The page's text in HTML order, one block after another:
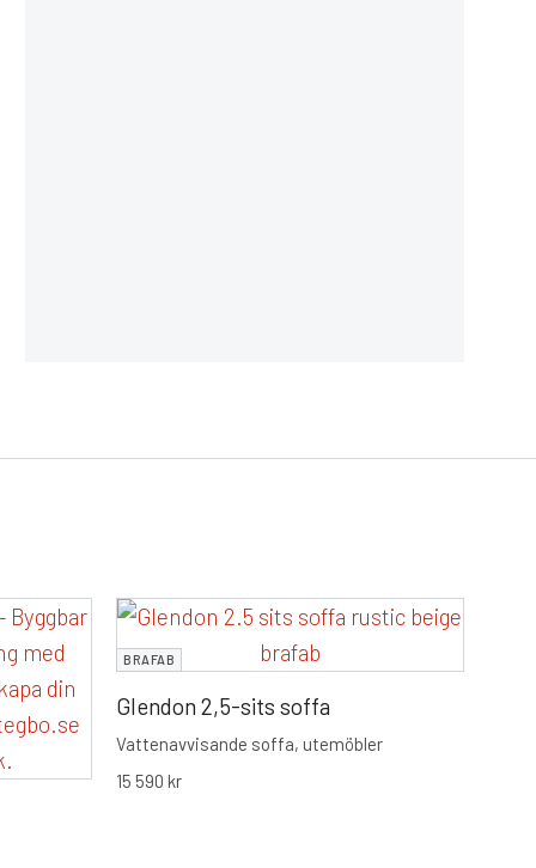
KUNDFAVORIT!
BRAFAB
Glendon 2,5-sits soffa
Vattenavvisande soffa, utemöbler
15 590 kr